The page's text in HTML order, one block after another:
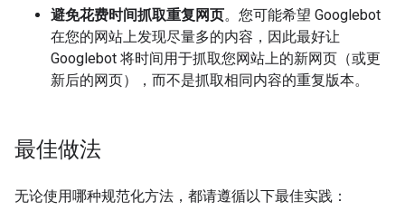
避免花费时间抓取重复网页。您可能希望 Googlebot
在您的网站上发现尽量多的内容，因此最好让
Googlebot 将时间用于抓取您网站上的新网页（或更
新后的网页），而不是抓取相同内容的重复版本。
最佳做法
无论使用哪种规范化方法，都请遵循以下最佳实践：